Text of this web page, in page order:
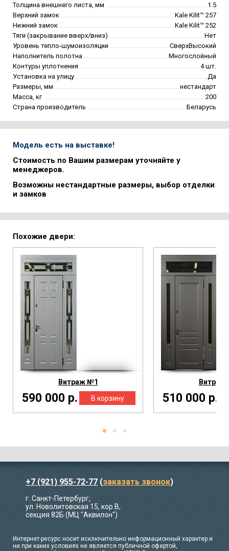
Толщина внешнего листа, мм
1.5
Верхний замок
Kale Kilit™ 257
Нижний замок
Kale Kilit™ 252
Тяги (закрывание вверх/вниз)
Нет
Уровень тепло-шумоизоляции
СверхВысокий
Наполнитель полотна
Многослойный
Контуры уплотнения
4 шт.
Установка на улицу
Да
Размеры, мм
нестандарт
Масса, кг
200
Страна производитель
Беларусь
Модель есть на выставке!
Стоимость по Вашим размерам уточняйте у
менеджеров.
Возможны нестандартные размеры, выбор отделки
и замков
Похожие двери:
Витраж №1
590 000 р.
Витраж
510 000 р.
+7 (921) 955-72-77 (заказать звонок)
г. Санкт-Петербург,
ул. Новолитовская 15, кор В,
секция 82Б (МЦ "Аквилон")
Интернет-ресурс носит исключительно информационный характер и
ни при каких условиях не является публичной офертой,